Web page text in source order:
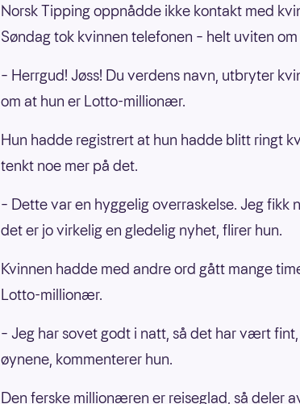
Norsk Tipping oppnådde ikke kontakt med
Søndag tok kvinnen telefonen – helt uviten
– Herrgud! Jøss! Du verdens navn, utbryter
om at hun er Lotto-millionær.
Hun hadde registrert at hun hadde blitt ringt
tenkt noe mer på det.
– Dette var en hyggelig overraskelse. Jeg fikk
det er jo virkelig en gledelig nyhet, flirer hun.
Kvinnen hadde med andre ord gått mange
Lotto-millionær.
– Jeg har sovet godt i natt, så det har vært
øynene, kommenterer hun.
Den ferske millionæren er reiseglad, så deler